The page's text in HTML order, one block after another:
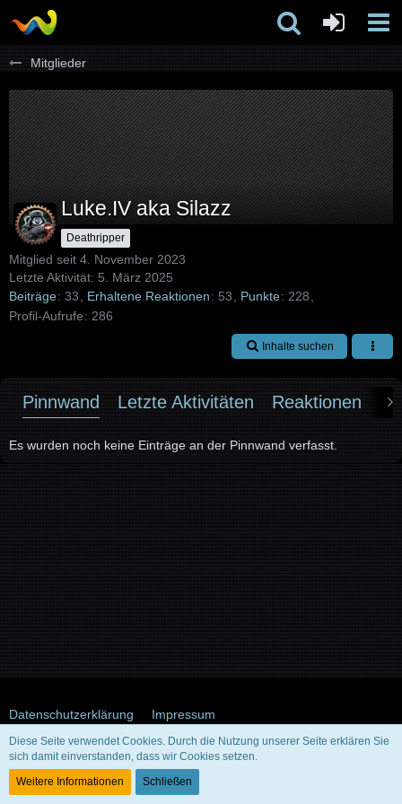
Mitglieder
Luke.IV aka Silazz
Deathripper
Mitglied seit 4. November 2023
Letzte Aktivität: 5. März 2025
Beiträge 33 Erhaltene Reaktionen 53 Punkte 228
Profil-Aufrufe
286
Inhalte suchen
Pinnwand Letzte Aktivitäten Reaktionen
Es wurden noch keine Einträge an der Pinnwand verfasst.
Datenschutzerklärung Impressum
Community-Software:WoltLab Suite™ 5.5.26
Diese Seite verwendet Cookies. Durch die Nutzung unserer Seite erklären Sie
sich damit einverstanden, dass wir Cookies setzen.
Weitere Informationen
Schließen